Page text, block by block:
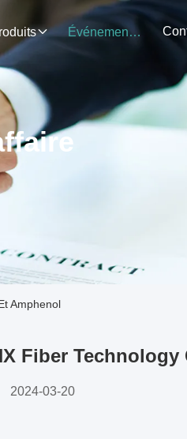
Événements
Amphenol
Fiber Technology
2024-03-20